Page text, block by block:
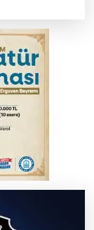
müjde
ailesi ile
olacak?